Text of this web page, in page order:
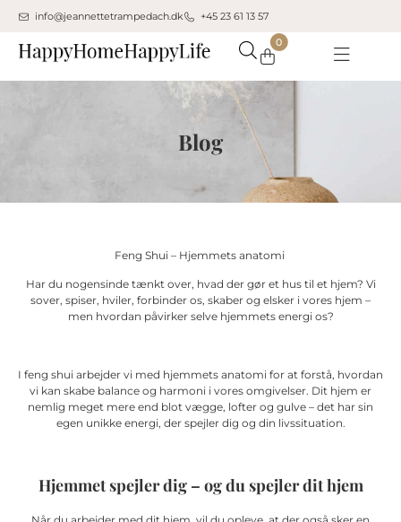
info@jeannettetrampedach.dk +45 23 61 13 57
0
mere for gratis fragt
Kasse
Blog
Feng Shui – Hjemmets anatomi
Har du nogensinde tænkt over, hvad der gør et hus til et hjem? Vi
sover, spiser, hviler, forbinder os, skaber og elsker i vores hjem –
men hvordan påvirker selve hjemmets energi os?
I feng shui arbejder vi med hjemmets anatomi for at forstå, hvordan
vi kan skabe balance og harmoni i vores omgivelser. Dit hjem er
nemlig meget mere end blot vægge, lofter og gulve – det har sin
egen unikke energi, der spejler dig og din livssituation.
Hjemmet spejler dig – og du spejler dit hjem